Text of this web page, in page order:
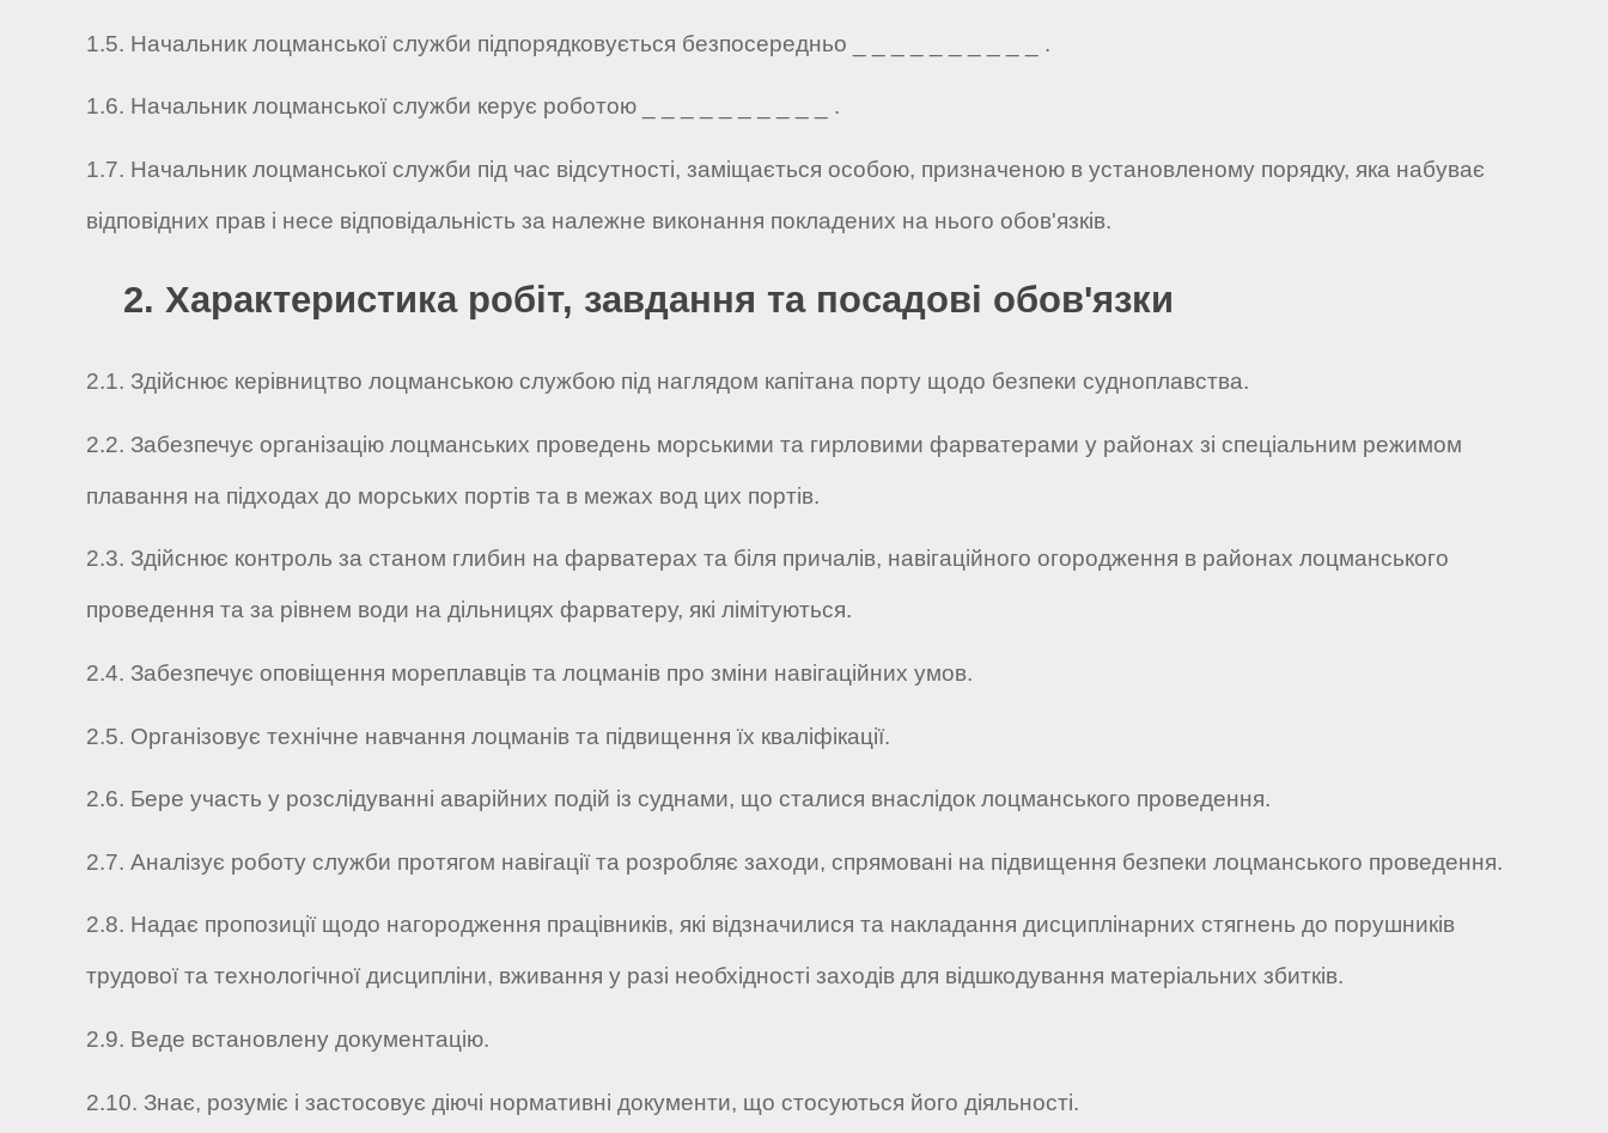
1.5. Начальник лоцманської служби підпорядковується безпосередньо _ _ _ _ _ _ _ _ _ _ .
1.6. Начальник лоцманської служби керує роботою _ _ _ _ _ _ _ _ _ _ .
1.7. Начальник лоцманської служби під час відсутності, заміщається особою, призначеною в установленому порядку, яка набуває
відповідних прав і несе відповідальність за належне виконання покладених на нього обов'язків.
2. Характеристика робіт, завдання та посадові обов'язки
2.1. Здійснює керівництво лоцманською службою під наглядом капітана порту щодо безпеки судноплавства.
2.2. Забезпечує організацію лоцманських проведень морськими та гирловими фарватерами у районах зі спеціальним режимом
плавання на підходах до морських портів та в межах вод цих портів.
2.3. Здійснює контроль за станом глибин на фарватерах та біля причалів, навігаційного огородження в районах лоцманського
проведення та за рівнем води на дільницях фарватеру, які лімітуються.
2.4. Забезпечує оповіщення мореплавців та лоцманів про зміни навігаційних умов.
2.5. Організовує технічне навчання лоцманів та підвищення їх кваліфікації.
2.6. Бере участь у розслідуванні аварійних подій із суднами, що сталися внаслідок лоцманського проведення.
2.7. Аналізує роботу служби протягом навігації та розробляє заходи, спрямовані на підвищення безпеки лоцманського проведення.
2.8. Надає пропозиції щодо нагородження працівників, які відзначилися та накладання дисциплінарних стягнень до порушників
трудової та технологічної дисципліни, вживання у разі необхідності заходів для відшкодування матеріальних збитків.
2.9. Веде встановлену документацію.
2.10. Знає, розуміє і застосовує діючі нормативні документи, що стосуються його діяльності.